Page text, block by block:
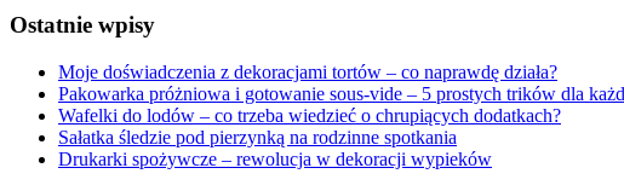
Ostatnie wpisy
Moje doświadczenia z dekoracjami tortów – co naprawdę działa?
Pakowarka próżniowa i gotowanie sous-vide – 5 prostych trików dla
Wafelki do lodów – co trzeba wiedzieć o chrupiących dodatkach?
Sałatka śledzie pod pierzynką na rodzinne spotkania
Drukarki spożywcze – rewolucja w dekoracji wypieków